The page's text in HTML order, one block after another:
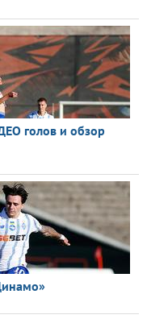
голов и обзор